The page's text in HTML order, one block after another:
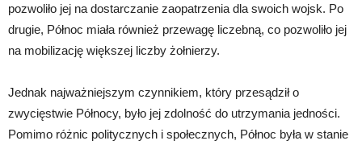
pozwoliło jej na dostarczanie zaopatrzenia dla swoich wojsk. Po
drugie, Północ miała również przewagę liczebną, co pozwoliło jej
na mobilizację większej liczby żołnierzy.
Jednak najważniejszym czynnikiem, który przesądził o
zwycięstwie Północy, było jej zdolność do utrzymania jedności.
Pomimo różnic politycznych i społecznych, Północ była w stanie